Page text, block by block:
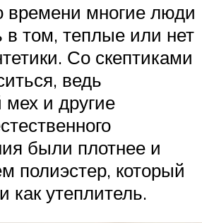
времени многие люди
в том, теплые или нет
Со скептиками
ведь
и другие
были плотнее и
полиэстер, который
как утеплитель.